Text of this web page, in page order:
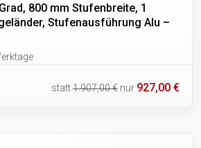
800 mm Stufenbreite, 1
Stufenausführung Alu –
statt1.907,00 € nur 927,00 €